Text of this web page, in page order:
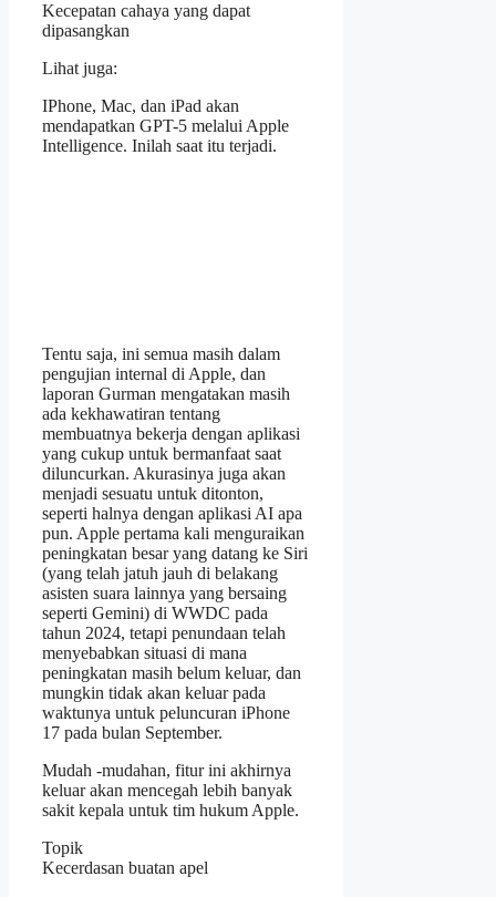
Kecepatan cahaya yang dapat
dipasangkan
Lihat juga:
IPhone, Mac, dan iPad akan
mendapatkan GPT-5 melalui Apple
Intelligence. Inilah saat itu terjadi.
Tentu saja, ini semua masih dalam
pengujian internal di Apple, dan
laporan Gurman mengatakan masih
ada kekhawatiran tentang
membuatnya bekerja dengan aplikasi
yang cukup untuk bermanfaat saat
diluncurkan. Akurasinya juga akan
menjadi sesuatu untuk ditonton,
seperti halnya dengan aplikasi AI apa
pun. Apple pertama kali menguraikan
peningkatan besar yang datang ke Siri
(yang telah jatuh jauh di belakang
asisten suara lainnya yang bersaing
seperti Gemini) di WWDC pada
tahun 2024, tetapi penundaan telah
menyebabkan situasi di mana
peningkatan masih belum keluar, dan
mungkin tidak akan keluar pada
waktunya untuk peluncuran iPhone
17 pada bulan September.
Mudah -mudahan, fitur ini akhirnya
keluar akan mencegah lebih banyak
sakit kepala untuk tim hukum Apple.
Topik
Kecerdasan buatan apel